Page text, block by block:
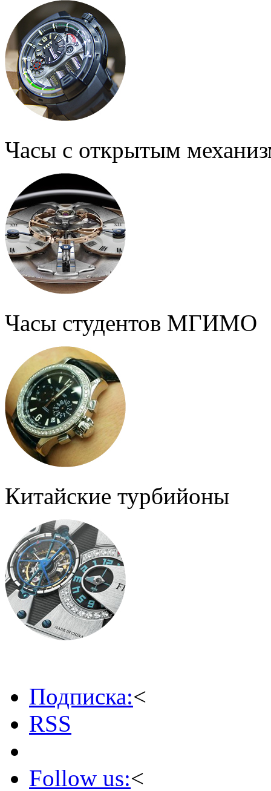
Часы с открытым
Часы студентов МГИМО
Китайские турбийоны
Подписка:<
RSS
Follow us:<